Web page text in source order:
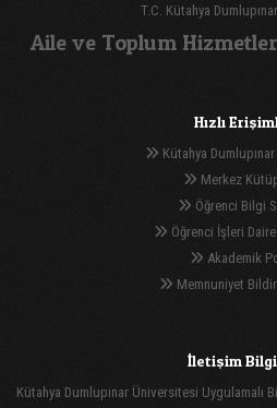
T.C. Kütahya
Aile ve Toplum
Hızlı
Kütahya
Merkez
Öğrenci Bilgi
Öğrenci İşleri Daire
Akademik
Memnuniyet
İletişim
Kütahya Dumlupınar Üniversitesi Uygulamalı